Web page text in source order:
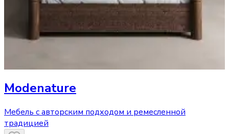
Modenature
Мебель с авторским подходом и ремесленной
традицией